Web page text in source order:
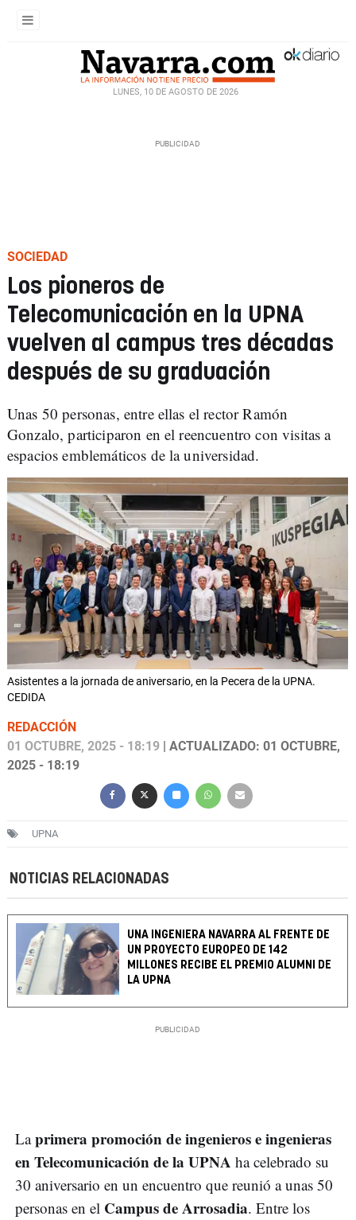
LUNES, 10 DE AGOSTO DE 2026
SOCIEDAD
Los pioneros de
Telecomunicación en la UPNA
vuelven al campus tres décadas
después de su graduación
Unas 50 personas, entre ellas el rector Ramón
Gonzalo, participaron en el reencuentro con visitas a
espacios emblemáticos de la universidad.
Asistentes a la jornada de aniversario, en la Pecera de la UPNA.
CEDIDA
REDACCIÓN
01 OCTUBRE, 2025 - 18:19 | ACTUALIZADO: 01 OCTUBRE,
2025 - 18:19
UPNA
NOTICIAS RELACIONADAS
UNA INGENIERA NAVARRA AL FRENTE DE
UN PROYECTO EUROPEO DE 142
MILLONES RECIBE EL PREMIO ALUMNI DE
LA UPNA
Laprimera promoción de ingenieros e ingenieras
en Telecomunicación de la UPNA ha celebrado su
30 aniversario en un encuentro que reunió a unas 50
personas en el Campus de Arrosadia. Entre los